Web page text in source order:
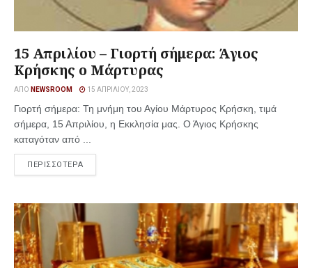
15 Απριλίου – Γιορτή σήμερα: Άγιος
Κρήσκης ο Μάρτυρας
ΑΠΌ NEWSROOM 15 ΑΠΡΙΛΊΟΥ, 2023
Γιορτή σήμερα: Τη μνήμη του Αγίου Μάρτυρος Κρήσκη, τιμά
σήμερα, 15 Απριλίου, η Εκκλησία μας. Ο Άγιος Κρήσκης
καταγόταν από ...
ΠΕΡΙΣΣΟΤΕΡΑ